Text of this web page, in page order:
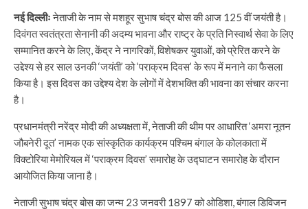
नई दिल्लीःनेताजी के नाम से मशहूर सुभाष चंद्र बोस की आज 125 वीं जयंती है।
दिवंगत स्वतंत्रता सेनानी की अदम्य भावना और राष्ट्र के प्रति निस्वार्थ सेवा के लिए
सम्मानित करने के लिए, केंद्र ने नागरिकों, विशेषकर युवाओं, को प्रेरित करने के
उद्देश्य से हर साल उनकी ‘जयंती’ को ‘पराक्रम दिवस’ के रूप में मनाने का फैसला
किया है। इस दिवस का उद्देश्य देश के लोगों में देशभक्ति की भावना का संचार करना
है।
प्रधानमंत्री नरेंद्र मोदी की अध्यक्षता में, नेताजी की थीम पर आधारित ‘अमरा नूतन
जौबनेरी दूत’ नामक एक सांस्कृतिक कार्यक्रम पश्चिम बंगाल के कोलकाता में
विक्टोरिया मेमोरियल में ‘पराक्रम दिवस’ समारोह के उद्घाटन समारोह के दौरान
आयोजित किया जाना है।
नेताजी सुभाष चंद्र बोस का जन्म 23 जनवरी 1897 को ओडिशा, बंगाल डिविजन